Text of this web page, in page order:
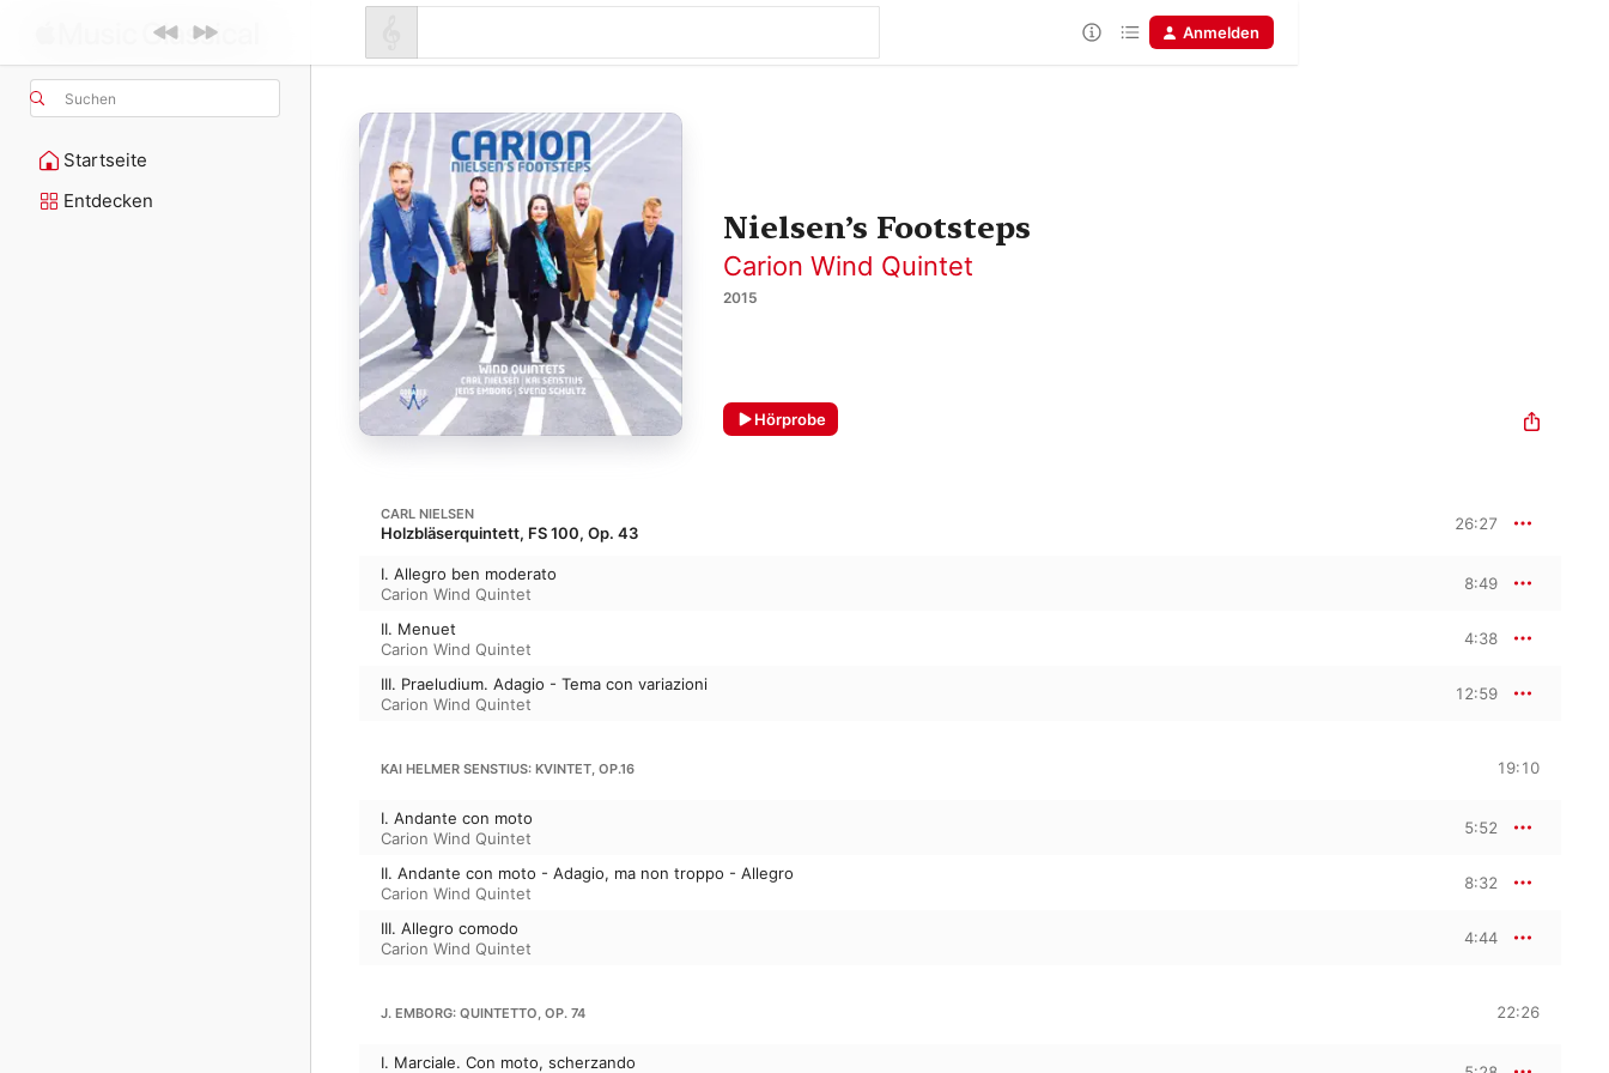
Suchen
Startseite
Entdecken
Anmelden
Nielsen’s Footsteps
Carion Wind Quintet
2015
Hörprobe
CARL NIELSEN
Holzbläserquintett, FS 100, Op. 43 26:27
I. Allegro ben moderato
Carion Wind Quintet
8:49
II. Menuet
Carion Wind Quintet
4:38
III. Praeludium. Adagio - Tema con variazioni
Carion Wind Quintet
12:59
KAI HELMER SENSTIUS: KVINTET, OP.16 19:10
I. Andante con moto
Carion Wind Quintet
5:52
II. Andante con moto - Adagio, ma non troppo - Allegro
Carion Wind Quintet
8:32
III. Allegro comodo
Carion Wind Quintet
4:44
J. EMBORG: QUINTETTO, OP. 74 22:26
I. Marciale. Con moto, scherzando